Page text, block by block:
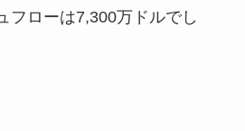
フローは7,300万ドルでし